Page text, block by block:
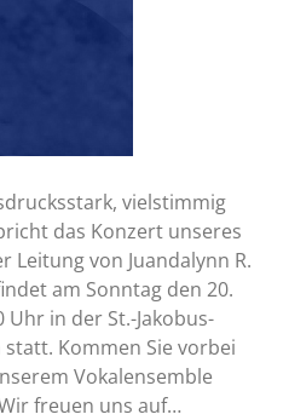
vielstimmig
das Konzert unseres
Leitung von Juandalynn R.
am Sonntag den 20.
in der St.-Jakobus-
Kommen Sie vorbei
Vokalensemble
freuen uns auf…